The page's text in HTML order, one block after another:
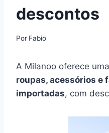
descontos
Por Fabio
A Milanoo oferece
roupas, acessórios e
importadas, com